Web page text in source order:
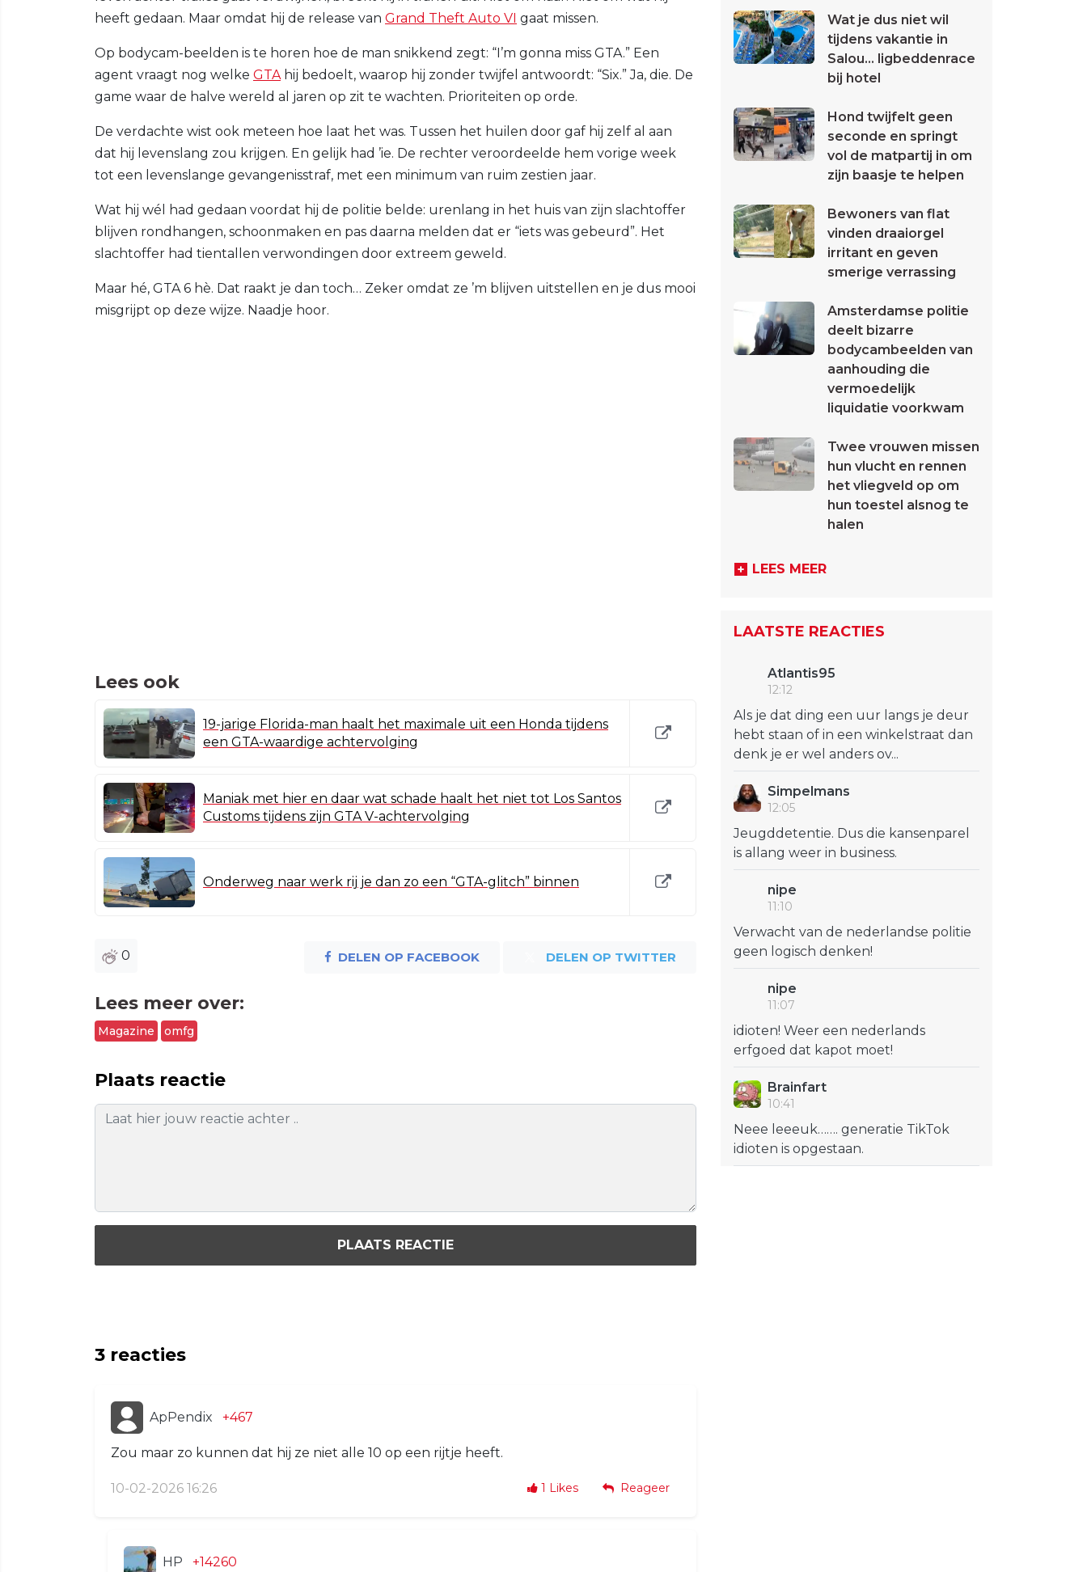
heeft gedaan. Maar omdat hij de release van Grand Theft Auto VI gaat missen.
Op bodycam-beelden is te horen hoe de man snikkend zegt: “I’m gonna miss GTA.” Een
agent vraagt nog welke GTA hij bedoelt, waarop hij zonder twijfel antwoordt: “Six.” Ja, die. De
game waar de halve wereld al jaren op zit te wachten. Prioriteiten op orde.
De verdachte wist ook meteen hoe laat het was. Tussen het huilen door gaf hij zelf al aan
dat hij levenslang zou krijgen. En gelijk had ’ie. De rechter veroordeelde hem vorige week
tot een levenslange gevangenisstraf, met een minimum van ruim zestien jaar.
Wat hij wél had gedaan voordat hij de politie belde: urenlang in het huis van zijn slachtoffer
blijven rondhangen, schoonmaken en pas daarna melden dat er “iets was gebeurd”. Het
slachtoffer had tientallen verwondingen door extreem geweld.
Maar hé, GTA 6 hè. Dat raakt je dan toch… Zeker omdat ze ’m blijven uitstellen en je dus mooi
misgrijpt op deze wijze. Naadje hoor.
Lees ook
19-jarige Florida-man haalt het maximale uit een Honda tijdens
een GTA-waardige achtervolging
Maniak met hier en daar wat schade haalt het niet tot Los Santos
Customs tijdens zijn GTA V-achtervolging
Onderweg naar werk rij je dan zo een “GTA-glitch” binnen
0 DELEN OP FACEBOOK DELEN OP TWITTER
Lees meer over:
Magazine omfg
Plaats reactie
PLAATS REACTIE
3 reacties
ApPendix +467
Zou maar zo kunnen dat hij ze niet alle 10 op een rijtje heeft.
10-02-2026 16:26 1 Likes Reageer
HP +14260
Wat je dus niet wil
tijdens vakantie in
Salou... ligbeddenrace
bij hotel
Hond twijfelt geen
seconde en springt
vol de matpartij in om
zijn baasje te helpen
Bewoners van flat
vinden draaiorgel
irritant en geven
smerige verrassing
Amsterdamse politie
deelt bizarre
bodycambeelden van
aanhouding die
vermoedelijk
liquidatie voorkwam
Twee vrouwen missen
hun vlucht en rennen
het vliegveld op om
hun toestel alsnog te
halen
LEES MEER
LAATSTE REACTIES
Atlantis95
12:12
Als je dat ding een uur langs je deur
hebt staan of in een winkelstraat dan
denk je er wel anders ov...
Simpelmans
12:05
Jeugddetentie. Dus die kansenparel
is allang weer in business.
nipe
11:10
Verwacht van de nederlandse politie
geen logisch denken!
nipe
11:07
idioten! Weer een nederlands
erfgoed dat kapot moet!
Brainfart
10:41
Neee leeeuk……. generatie TikTok
idioten is opgestaan.